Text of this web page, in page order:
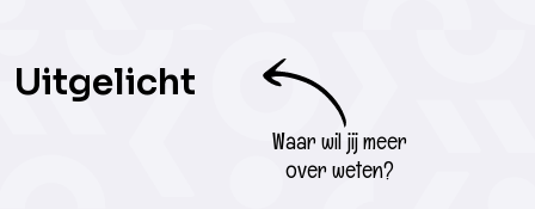
Uitgelicht
Waar wil jij meer
over weten?